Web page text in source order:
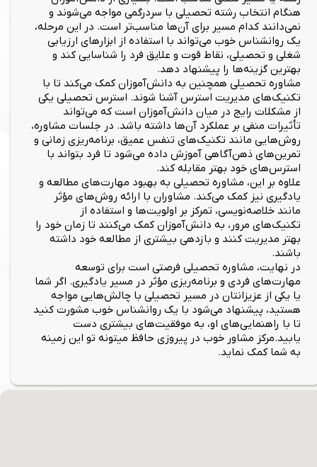
هنگام انتخاب رشته تحصیلی با سردرگمی مواجه می‌شوند و
نمی‌دانند کدام مسیر برای آن‌ها مناسب‌تر است. در این مرحله،
یک روانشناس خوب می‌تواند با استفاده از ابزارهای ارزیابی
شغلی و تحصیلی، نقاط قوت و علایق فرد را شناسایی کند و
بهترین گزینه‌ها را پیشنهاد دهد.
مشاوره تحصیلی همچنین به دانش‌آموزان کمک می‌کند تا با
تکنیک‌های مدیریت استرس آشنا شوند. استرس تحصیلی یکی
از مشکلات رایج در میان دانش‌آموزان است که می‌تواند
تأثیرات منفی بر عملکرد آن‌ها داشته باشد. در جلسات مشاوره،
روش‌هایی مانند تکنیک‌های تنفس عمیق، برنامه‌ریزی زمانی و
تمرین‌های ذهن‌آگاهی آموزش داده می‌شود تا فرد بتواند با
استرس‌های خود بهتر مقابله کند.
علاوه بر این، مشاوره تحصیلی به بهبود مهارت‌های مطالعه و
یادگیری نیز کمک می‌کند. مشاوران با ارائه روش‌های مؤثر
مانند خلاصه‌نویسی، تمرکز بر اولویت‌ها و استفاده از
تکنیک‌های مرور، به دانش‌آموزان کمک می‌کنند تا زمان خود را
بهتر مدیریت کنند و بازدهی بیشتری از مطالعه خود داشته
باشند.
در نهایت، مشاوره تحصیلی فرصتی است برای توسعه
مهارت‌های فردی و برنامه‌ریزی مؤثر در مسیر یادگیری. اگر شما
یا یکی از عزیزانتان در مسیر تحصیلی با چالش‌هایی مواجه
هستید، پیشنهاد می‌شود با یک روانشناس خوب مشورت کنید
تا با راهنمایی‌های او، به موفقیت‌های بیشتری دست
یابید.مرکز مشاور خوب در پیروزی حافظ میتونه تو این زمینه
به شما کمک نماید.